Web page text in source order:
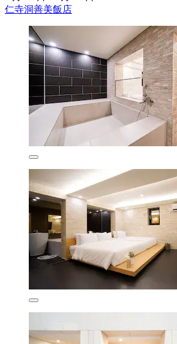
仁寺洞善美飯店